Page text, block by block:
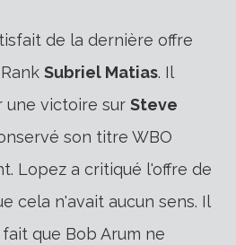
de la dernière offre
Subriel Matias. Il
victoire sur Steve
son titre WBO
Lopez a critiqué l'offre de
cela n'avait aucun sens. Il
que Bob Arum ne